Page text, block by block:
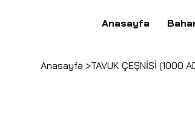
Anasayfa
Anasayfa >TAVUK ÇEŞNİSİ (1000